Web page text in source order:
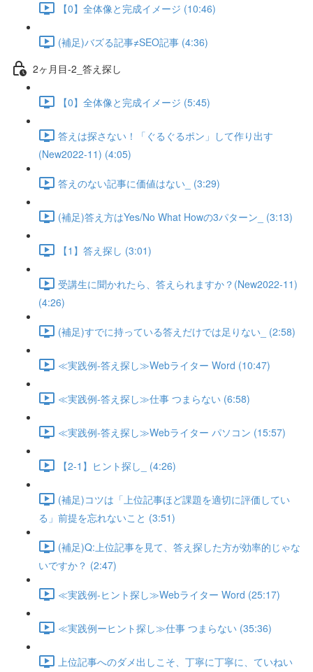
【0】全体像と完成イメージ (10:46)
(補足)バズる記事≠SEO記事 (4:36)
2ヶ月目-2_答え探し
【0】全体像と完成イメージ (5:45)
答えは探さない！「ぐるぐるポン」して作り出す
(New2022-11) (4:05)
答えのない記事に価値はない_ (3:29)
(補足)答え方はYes/No What Howの3パターン_ (3:13)
【1】答え探し (3:01)
受講生に聞かれたら、答えられますか？(New2022-11)
(4:26)
(補足)すでに持っている答えだけでは足りない_ (2:58)
≪実践例-答え探し≫Webライター Word (10:47)
≪実践例-答え探し≫仕事 つまらない (6:58)
≪実践例-答え探し≫Webライター パソコン (15:57)
【2-1】ヒント探し_ (4:26)
(補足)コツは「上位記事ほど課題を適切に評価してい
る」前提を忘れないこと (3:51)
(補足)Q:上位記事を見て、答え探した方が効率的じゃな
いですか？ (2:47)
≪実践例-ヒント探し≫Webライター Word (25:17)
≪実践例ーヒント探し≫仕事 つまらない (35:36)
上位記事へのダメ出しこそ、丁寧に丁寧に、ていねい